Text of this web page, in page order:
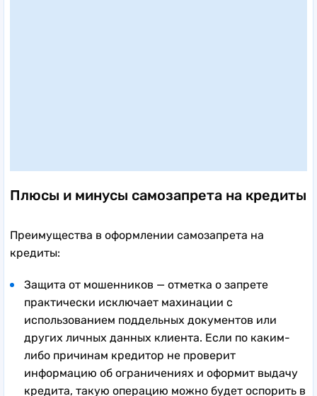
Плюсы и минусы самозапрета на кредиты
Преимущества в оформлении самозапрета на
кредиты:
Защита от мошенников — отметка о запрете
практически исключает махинации с
использованием поддельных документов или
других личных данных клиента. Если по каким-
либо причинам кредитор не проверит
информацию об ограничениях и оформит выдачу
кредита, такую операцию можно будет оспорить в